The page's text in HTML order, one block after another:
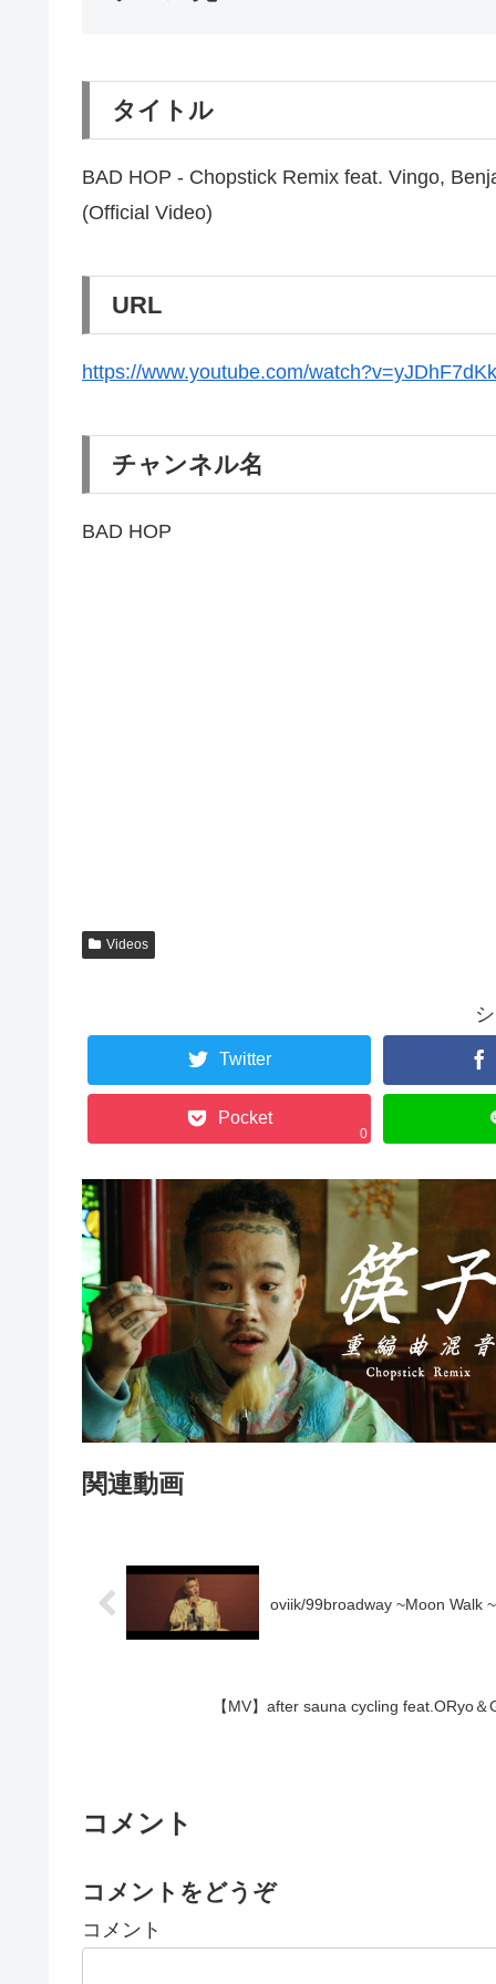
タイトル
BAD HOP - Chopstick Remix feat. Vingo,
(Official Video)
URL
https://www.youtube.com/
チャンネル名
BAD HOP
Videos
Twitter
Pocket
0
関連動画
oviik/99broadway ~Moon Walk
【MV】after sauna cycling feat.ORyo
コメント
コメントをどうぞ
コメント